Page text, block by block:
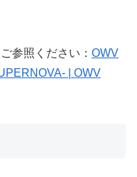
参照ください： OWV
| OWV